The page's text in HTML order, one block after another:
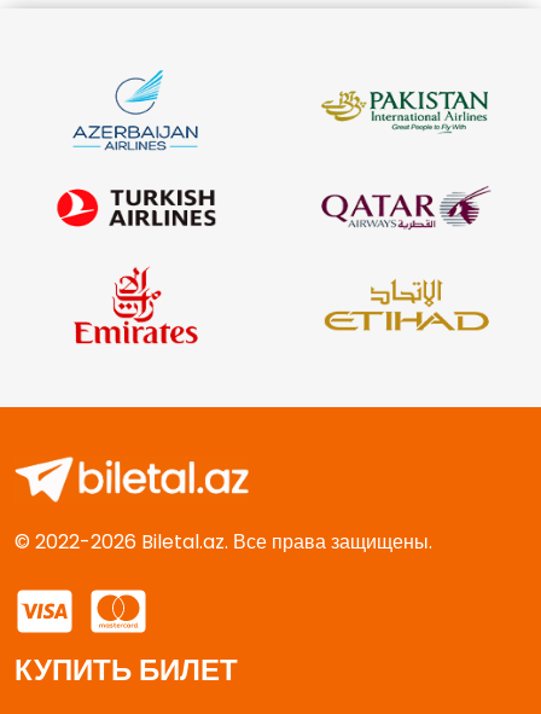
© 2022-2026 Biletal.az. Все права защищены.
КУПИТЬ БИЛЕТ